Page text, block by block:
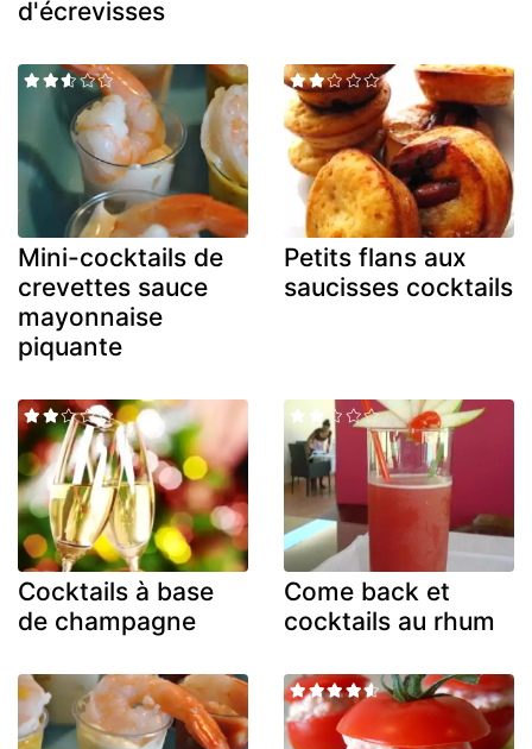
d'écrevisses
Mini-cocktails de
crevettes sauce
mayonnaise
piquante
Petits flans aux
saucisses cocktails
Cocktails à base
de champagne
Come back et
cocktails au rhum